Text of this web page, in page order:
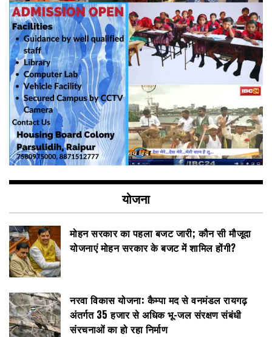
योजना
मोहन सरकार का पहला बजट जारी; कौन सी मौजूदा
योजनाएं मोहन सरकार के बजट में शामिल होंगी?
नरवा विकास योजना: कैम्पा मद से वनमंडल रायगढ़
अंतर्गत 35 हजार से अधिक भू-जल संरक्षण संबंधी
संरचनाओं का हो रहा निर्माण